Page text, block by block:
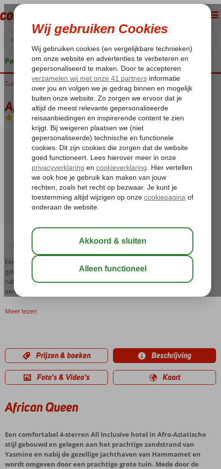
Pakketgarantie
Home
Tunesië Golf van Hammamet Hammamet African Queen
African Queen
All Inclusive- Hotel
03:00 aug 32°C
Een comfortabel 4-sterren All Inclusive hotel in Afro-Aziatische stijl
gebouwd en gelegen aan het prachtige zandstrand van Yasmine en
nabij de gezellige jachthaven van Hammamet en wordt omgeven door
een prachtige grote tuin. Mede door de li...
Meer lezen
Prijzen & boeken Beschrijving
Foto's & Video's Kaart
African Queen
Een comfortabel 4-sterren All Inclusive hotel in Afro-Aziatische
stijl gebouwd en gelegen aan het prachtige zandstrand van
Yasmine en nabij de gezellige jachthaven van Hammamet en
wordt omgeven door een prachtige grote tuin. Mede door de